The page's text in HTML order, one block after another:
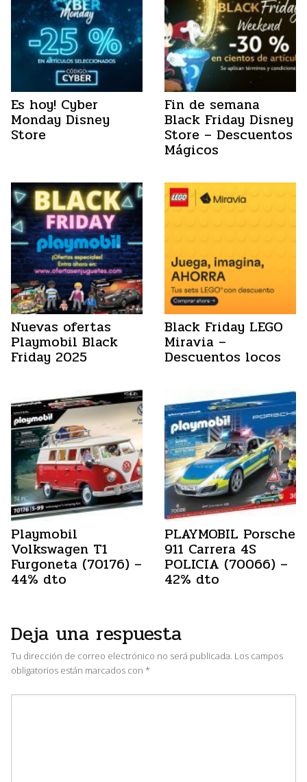
Es hoy! Cyber
Monday Disney
Store
Fin de semana
Black Friday Disney
Store – Descuentos
Mágicos
Nuevas ofertas
Playmobil Black
Friday 2025
Black Friday LEGO
Miravia –
Descuentos locos
Playmobil
Volkswagen T1
Furgoneta (70176) –
44% dto
PLAYMOBIL Porsche
911 Carrera 4S
POLICIA (70066) –
42% dto
Deja una respuesta
Tu dirección de correo electrónico no será publicada. Los campos
obligatorios están marcados con *